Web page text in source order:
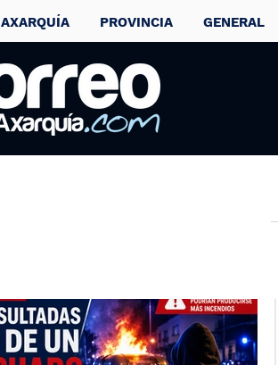
AXARQUÍA PROVINCIA GENERAL
Accidente en las